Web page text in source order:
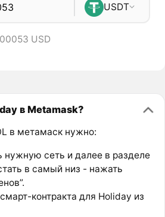
USDT
USD
в Metamask?
в метамаск нужно:
нужную сеть и далее в разделе
в самый низ - нажать
контракта для Holiday из